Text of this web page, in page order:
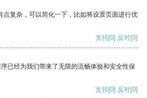
点复杂，可以简化一下，比如将设置页面进行优
支持[0] 反对[0]
已经为我们带来了无限的流畅体验和安全性保
支持[0] 反对[0]